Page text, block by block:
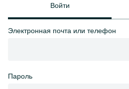
Войти
Электронная почта или телефон
Пароль